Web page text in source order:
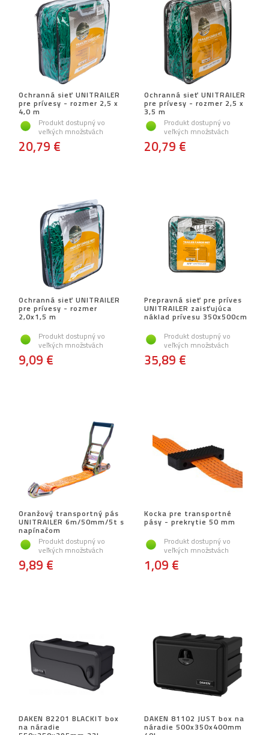
Ochranná sieť UNITRAILER
pre prívesy - rozmer 2,5 x
4,0 m
Produkt dostupný vo
veľkých množstvách
20,79 €
Ochranná sieť UNITRAILER
pre prívesy - rozmer 2,5 x
3,5 m
Produkt dostupný vo
veľkých množstvách
20,79 €
Ochranná sieť UNITRAILER
pre prívesy - rozmer
2,0x1,5 m
Produkt dostupný vo
veľkých množstvách
9,09 €
Prepravná sieť pre príves
UNITRAILER zaisťujúca
náklad prívesu 350x500cm
Produkt dostupný vo
veľkých množstvách
35,89 €
Oranžový transportný pás
UNITRAILER 6m/50mm/5t s
napínačom
Produkt dostupný vo
veľkých množstvách
9,89 €
Kocka pre transportné
pásy - prekrytie 50 mm
Produkt dostupný vo
veľkých množstvách
1,09 €
DAKEN 82201 BLACKIT box
na náradie
DAKEN 81102 JUST box na
náradie 500x350x400mm